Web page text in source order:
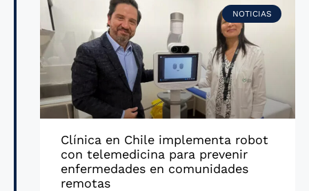
NOTICIAS
Clínica en Chile implementa robot
con telemedicina para prevenir
enfermedades en comunidades
remotas